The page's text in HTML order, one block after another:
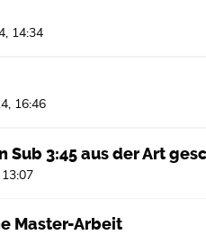
14:34
16:46
Sub 3:45 aus der Art
Master-Arbeit